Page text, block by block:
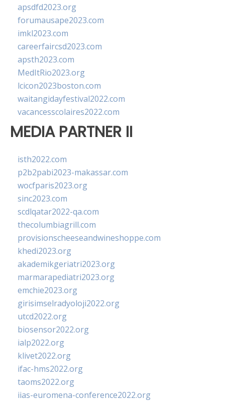
apsdfd2023.org
forumausape2023.com
imkl2023.com
careerfaircsd2023.com
apsth2023.com
MedItRio2023.org
lcicon2023boston.com
waitangidayfestival2022.com
vacancesscolaires2022.com
MEDIA PARTNER II
isth2022.com
p2b2pabi2023-makassar.com
wocfparis2023.org
sinc2023.com
scdlqatar2022-qa.com
thecolumbiagrill.com
provisionscheeseandwineshoppe.com
khedi2023.org
akademikgeriatri2023.org
marmarapediatri2023.org
emchie2023.org
girisimselradyoloji2022.org
utcd2022.org
biosensor2022.org
ialp2022.org
klivet2022.org
ifac-hms2022.org
taoms2022.org
iias-euromena-conference2022.org